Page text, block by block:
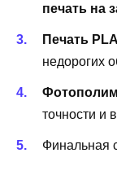
печать на
Печать
недорогих
точности и
Финальная